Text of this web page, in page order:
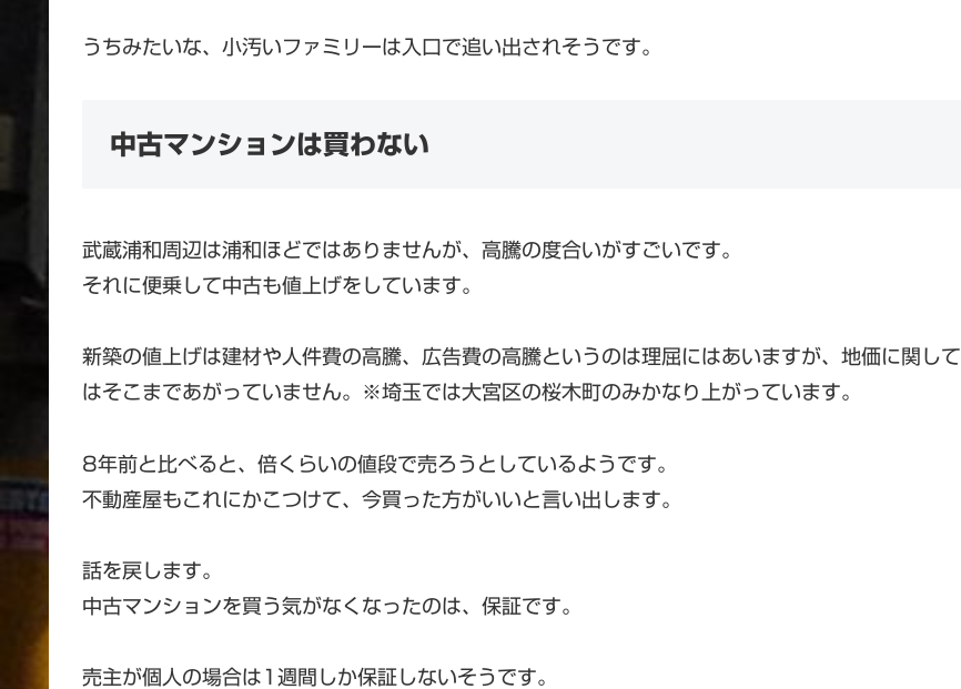
うちみたいな、小汚いファミリーは入口で追い出されそうです。
中古マンションは買わない
武蔵浦和周辺は浦和ほどではありませんが、高騰の度合いがすごいです。
それに便乗して中古も値上げをしています。
新築の値上げは建材や人件費の高騰、広告費の高騰というのは理屈にはあいますが、地価に関して
はそこまであがっていません。※埼玉では大宮区の桜木町のみかなり上がっています。
8年前と比べると、倍くらいの値段で売ろうとしているようです。
不動産屋もこれにかこつけて、今買った方がいいと言い出します。
話を戻します。
中古マンションを買う気がなくなったのは、保証です。
売主が個人の場合は1週間しか保証しないそうです。